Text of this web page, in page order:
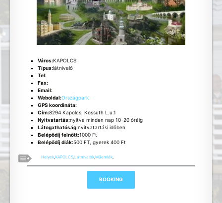
Város:KAPOLCS
Típus:látnivaló
Tel:
Fax:
Email:
Weboldal:Országpark
GPS koordináta:
Cím:8294 Kapolcs, Kossuth L.u.1
Nyitvatartás:nyitva minden nap 10-20 óráig
Látogathatóság:nyitvatartási időben
Belépődíj felnőtt:1000 Ft
Belépődíj diák:500 FT, gyerek 400 Ft
Helyek ,KAPOLCS ,Látnivalók ,Műemlék